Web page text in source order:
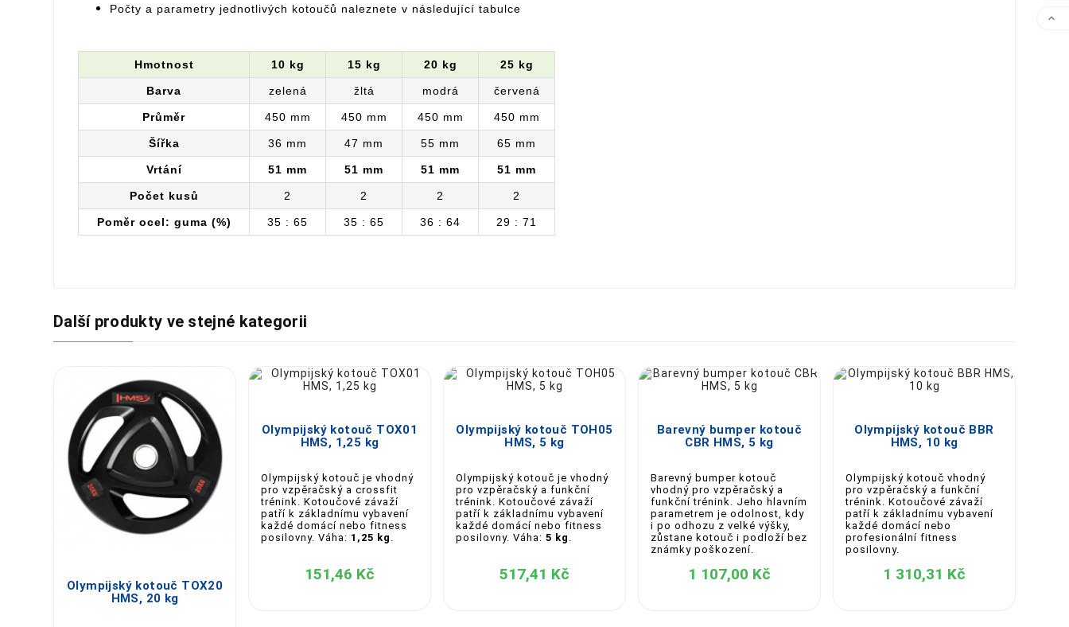
Počty a parametry jednotlivých kotoučů naleznete v následující tabulce
Hmotnost 10 kg 15 kg 20 kg 25 kg
Barva zelená žltá modrá červená
Průměr 450 mm 450 mm 450 mm 450 mm
Šířka 36 mm 47 mm 55 mm 65 mm
Vrtání 51 mm 51 mm 51 mm 51 mm
Počet kusů 2 2 2 2
Poměr ocel: guma (%) 35 : 65 35 : 65 36 : 64 29 : 71
Další produkty ve stejné kategorii
Olympijský kotouč TOX20
HMS, 20 kg
Olympijský kotouč TOX01
HMS, 1,25 kg
Olympijský kotouč je vhodný
pro vzpěračský a crossfit
trénink. Kotoučové závaží
patří k základnímu vybavení
každé domácí nebo fitness
posilovny. Váha: 1,25 kg
151,46 Kč
Olympijský kotouč TOH05
HMS, 5 kg
Olympijský kotouč je vhodný
pro vzpěračský a funkční
trénink. Kotoučové závaží
patří k základnímu vybavení
každé domácí nebo fitness
posilovny. Váha: 5 kg
517,41 Kč
Barevný bumper kotouč
CBR HMS, 5 kg
Barevný bumper kotouč
vhodný pro vzpěračský a
funkční trénink. Jeho hlavním
parametrem je odolnost, kdy
i po odhozu z velké výšky,
zůstane kotouč i podloží bez
známky poškození.
1 107,00 Kč
Olympijský kotouč BBR
HMS, 10 kg
Olympijský kotouč vhodný
pro vzpěračský a funkční
trénink. Kotoučové závaží
patří k základnímu vybavení
každé domácí nebo
profesionální fitness
posilovny.
1 310,31 Kč
